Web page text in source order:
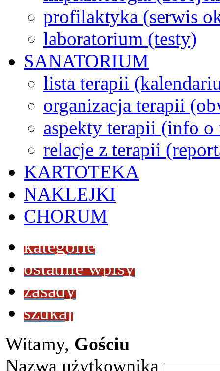
profilaktyka (serwis
laboratorium (testy)
SANATORIUM
lista terapii
organizacja terapii
aspekty terapii (info o
relacje z terapii
KARTOTEKA
NAKLEJKI
CHORUM
kategorie
ostatnie wpisy
zasady
szukaj
Witamy, Gościu
Nazwa użytkownika